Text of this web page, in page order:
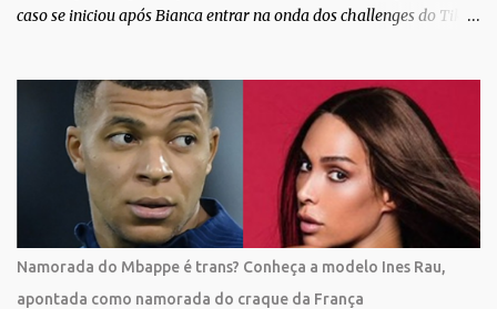
caso se iniciou após Bianca entrar na onda dos challenges do Tik
Bianca aparece ainda muito jovem e usando roupas masculinas,
após algumas fotos diferentes, ela finalmente aparece usando um
biquíni fio dental, com cabelo longo e seios. Através do Instagram,
a morena desabafou como foi passar um período da sua vida no
exército brasileiro. Segundo Bianca, ela apenas se alistou como
uma forma de provar que sua identidade de gênero não seria algo
passageiro. “Me alistei no exército porque eu sempre ouvia muito;
‘bota no exército para ver se vira homem’, ‘ah, esse aí não vai
Namorada do Mbappe é trans? Conheça a modelo Ines Rau,
apontada como namorada do craque da França